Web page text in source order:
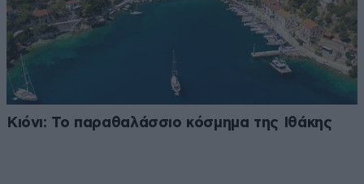
Κιόνι: Το παραθαλάσσιο κόσμημα της Ιθάκης